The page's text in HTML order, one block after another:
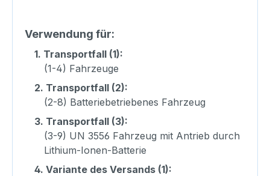
Verwendung für:
1. Transportfall (1):
(1-4) Fahrzeuge
2. Transportfall (2):
(2-8) Batteriebetriebenes Fahrzeug
3. Transportfall (3):
(3-9) UN 3556 Fahrzeug mit Antrieb durch
Lithium-Ionen-Batterie
4. Variante des Versands (1):